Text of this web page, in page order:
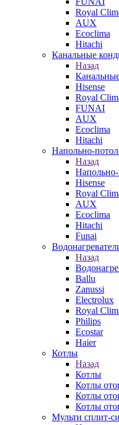
Royal
AUX
Ecoclima
Hitachi
Канальные
Назад
Hisense
Royal
FUNAI
AUX
Ecoclima
Hitachi
Напольно-
Назад
Hisense
Royal
AUX
Ecoclima
Hitachi
Funai
Назад
Ballu
Zanussi
Electrolux
Royal
Philips
Ecostar
Haier
Котлы
Назад
Котлы
Котлы
Котлы
Котлы
Мульти сплит-